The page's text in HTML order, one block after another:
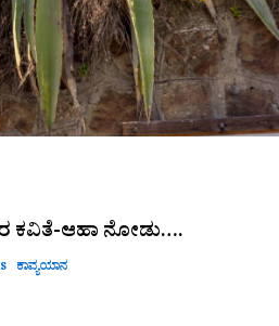
ಕವಿತೆ-ಆಹಾ ನೋಡು….
ಕಾವ್ಯಯಾನ